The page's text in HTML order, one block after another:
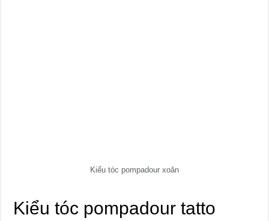
Kiểu tóc pompadour xoăn
Kiểu tóc pompadour tatto